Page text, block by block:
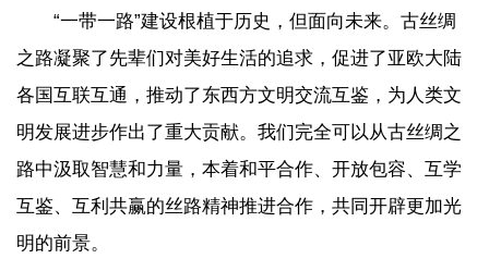
“一带一路”建设根植于历史，但面向未来。古丝绸
之路凝聚了先辈们对美好生活的追求，促进了亚欧大陆
各国互联互通，推动了东西方文明交流互鉴，为人类文
明发展进步作出了重大贡献。我们完全可以从古丝绸之
路中汲取智慧和力量，本着和平合作、开放包容、互学
互鉴、互利共赢的丝路精神推进合作，共同开辟更加光
明的前景。